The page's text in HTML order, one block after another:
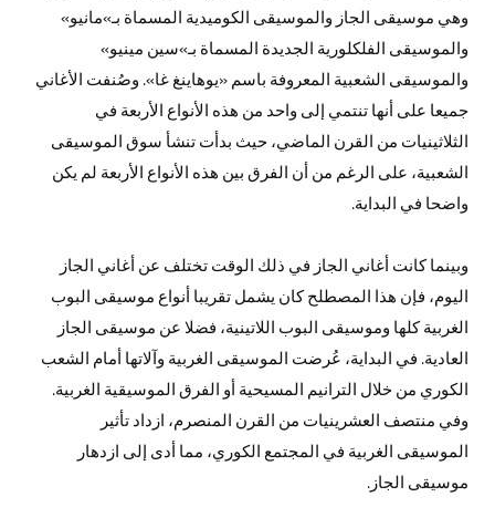
وهي موسيقى الجاز والموسيقى الكوميدية المسماة بـ»مانيو»
والموسيقى الفلكلورية الجديدة المسماة بـ»سين مينيو»
والموسيقى الشعبية المعروفة باسم «يوهاينغ غا». وصُنفت الأغاني
جميعا على أنها تنتمي إلى واحد من هذه الأنواع الأربعة في
الثلاثينيات من القرن الماضي، حيث بدأت تنشأ سوق الموسيقى
الشعبية، على الرغم من أن الفرق بين هذه الأنواع الأربعة لم يكن
واضحا في البداية.
وبينما كانت أغاني الجاز في ذلك الوقت تختلف عن أغاني الجاز
اليوم، فإن هذا المصطلح كان يشمل تقريبا أنواع موسيقى البوب
الغربية كلها وموسيقى البوب اللاتينية، فضلا عن موسيقى الجاز
العادية. في البداية، عُرضت الموسيقى الغربية وآلاتها أمام الشعب
الكوري من خلال الترانيم المسيحية أو الفرق الموسيقية الغربية.
وفي منتصف العشرينيات من القرن المنصرم، ازداد تأثير
الموسيقى الغربية في المجتمع الكوري، مما أدى إلى ازدهار
موسيقى الجاز.